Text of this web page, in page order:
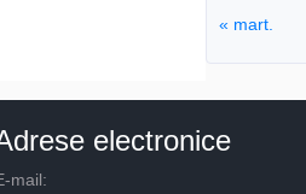
« mart.
electronice
mail: